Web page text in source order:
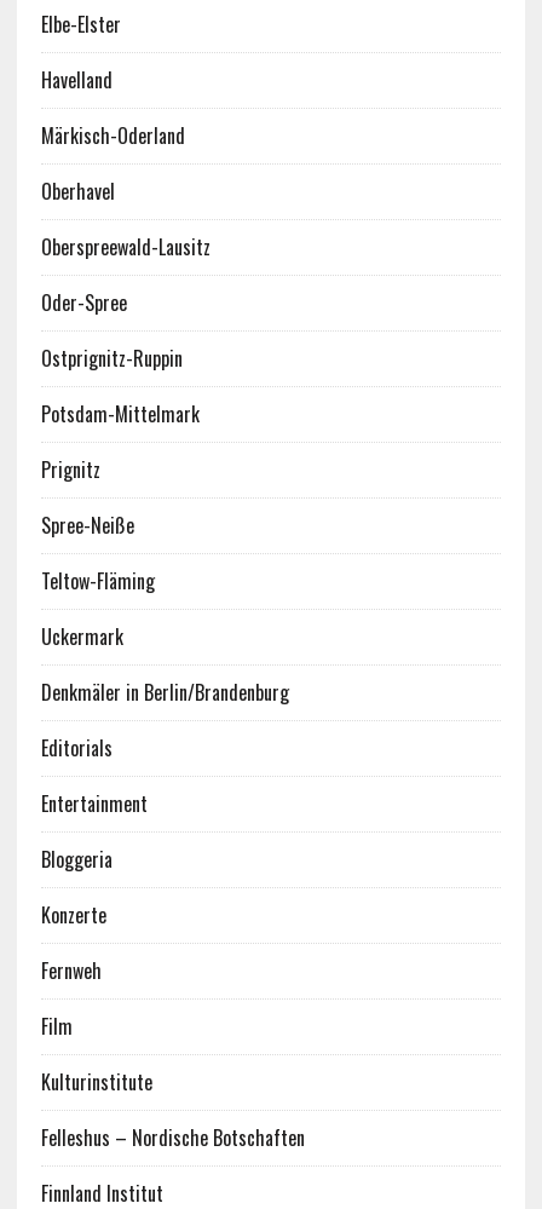
Elbe-Elster
Havelland
Märkisch-Oderland
Oberhavel
Oberspreewald-Lausitz
Oder-Spree
Ostprignitz-Ruppin
Potsdam-Mittelmark
Prignitz
Spree-Neiße
Teltow-Fläming
Uckermark
Denkmäler in Berlin/Brandenburg
Editorials
Entertainment
Bloggeria
Konzerte
Fernweh
Film
Kulturinstitute
Felleshus – Nordische Botschaften
Finnland Institut